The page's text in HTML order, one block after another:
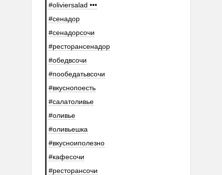
#oliviersalad •••
#сенадор
#сенадорсочи
#ресторансенадор
#обедвсочи
#пообедатьвсочи
#вкуснопоесть
#салатоливье
#оливье
#оливьешка
#вкусноиполезно
#кафесочи
#ресторансочи